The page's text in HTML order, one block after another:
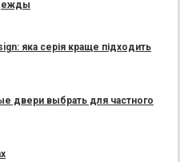
яка серія краще підходить
двери выбрать для частного